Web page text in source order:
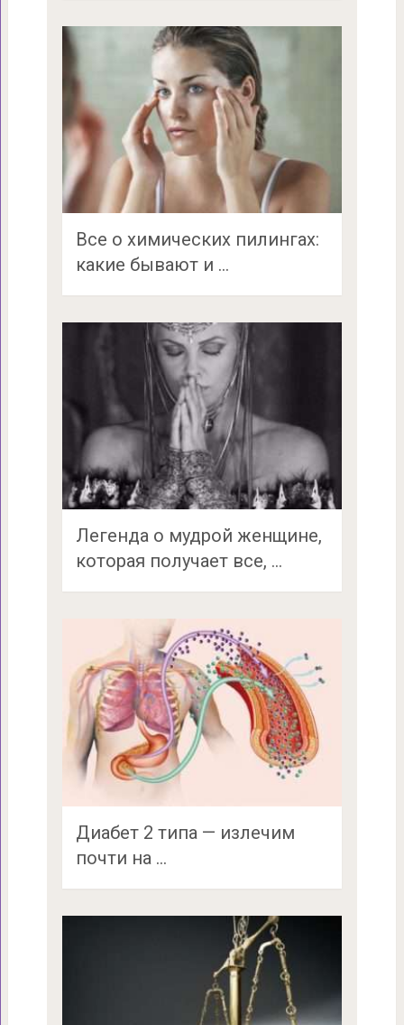
Все о химических пилингах:
какие бывают и …
Легенда о мудрой женщине,
которая получает все, …
Диабет 2 типа — излечим
почти на …